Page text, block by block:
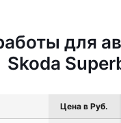
для
Skoda
Цена в Руб.